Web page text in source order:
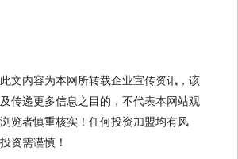
此文内容为本网所转载企业宣传资讯，该
传递更多信息之目的，不代表本网站观
览者慎重核实！任何投资加盟均有风
资需谨慎！